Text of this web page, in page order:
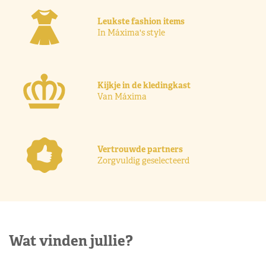
Leukste fashion items
In Máxima's style
Kijkje in de kledingkast
Van Máxima
Vertrouwde partners
Zorgvuldig geselecteerd
Wat vinden jullie?